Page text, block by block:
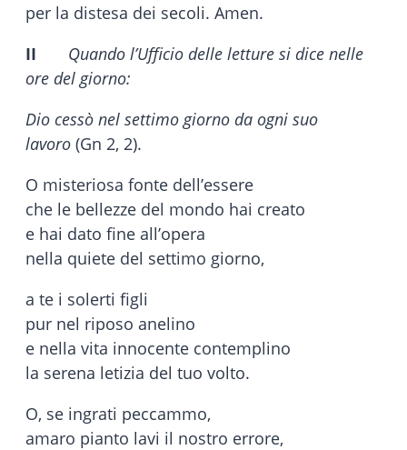
per la distesa dei secoli. Amen.
II
Quando l’Ufficio delle letture si dice nelle
ore del giorno:
Dio cessò nel settimo giorno da ogni suo
lavoro (Gn 2, 2).
O misteriosa fonte dell’essere
che le bellezze del mondo hai creato
e hai dato fine all’opera
nella quiete del settimo giorno,
a te i solerti figli
pur nel riposo anelino
e nella vita innocente contemplino
la serena letizia del tuo volto.
O, se ingrati peccammo,
amaro pianto lavi il nostro errore,